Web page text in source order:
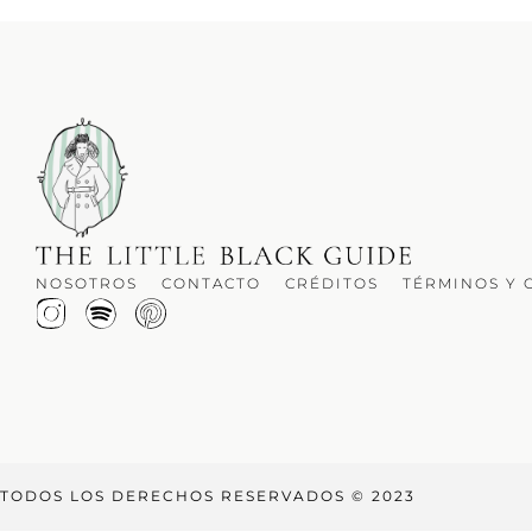
NOSOTROS CONTACTO CRÉDITOS TÉRMINOS Y
TODOS LOS DERECHOS RESERVADOS © 2023